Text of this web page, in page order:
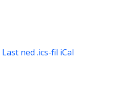
Last ned .ics-fil iCal